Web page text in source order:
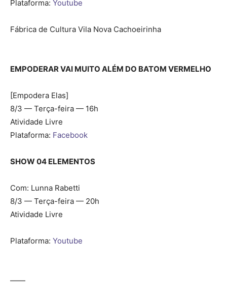
Plataforma: Youtube
Fábrica de Cultura Vila Nova Cachoeirinha
EMPODERAR VAI MUITO ALÉM DO BATOM VERMELHO
[Empodera Elas]
8/3 — Terça-feira — 16h
Atividade Livre
Plataforma: Facebook
SHOW 04 ELEMENTOS
Com: Lunna Rabetti
8/3 — Terça-feira — 20h
Atividade Livre
Plataforma: Youtube
——